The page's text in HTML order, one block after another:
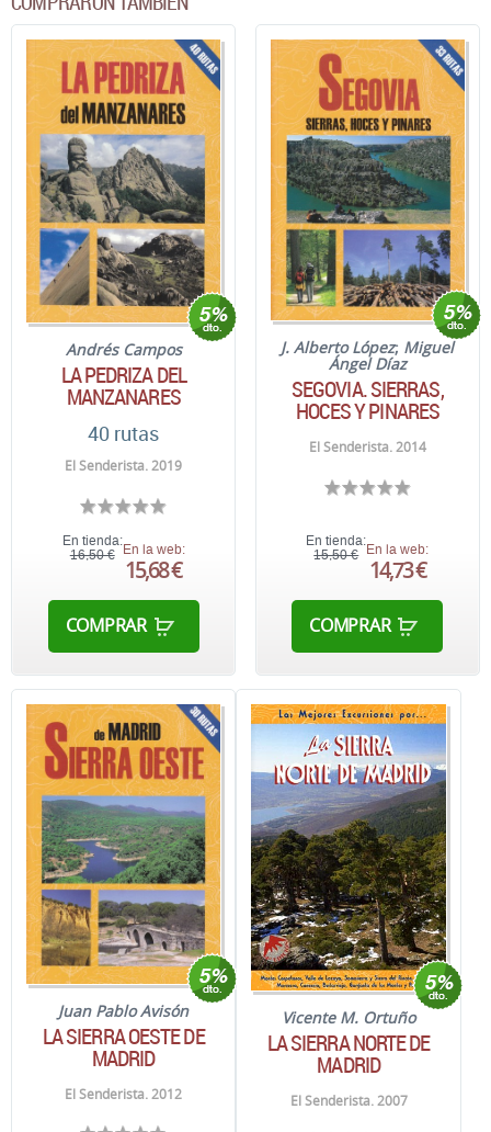
Andrés Campos
LA PEDRIZA DEL
MANZANARES
40 rutas
El Senderista. 2019
En tienda:
16,50 € En la web:
15,68 €
COMPRAR
J. Alberto López; Miguel
Ángel Díaz
SEGOVIA. SIERRAS,
HOCES Y PINARES
El Senderista. 2014
En tienda:
15,50 €
En la web:
14,73 €
COMPRAR
Juan Pablo Avisón
LA SIERRA OESTE DE
MADRID
El Senderista. 2012
Vicente M. Ortuño
LA SIERRA NORTE DE
MADRID
El Senderista. 2007